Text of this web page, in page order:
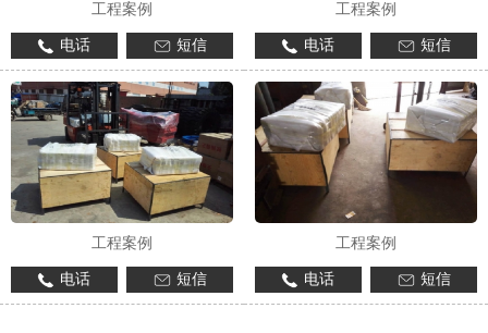
工程案例
电话 短信
工程案例
电话 短信
工程案例
电话 短信
工程案例
电话 短信